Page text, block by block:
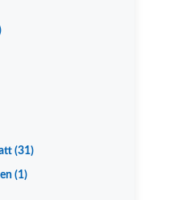
(31)
(1)